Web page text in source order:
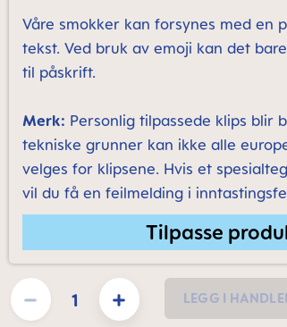
Våre smokker kan forsynes med en
tekst. Ved bruk av emoji kan det
til påskrift.
Merk: Personlig tilpassede klips blir
tekniske grunner kan ikke alle
velges for klipsene. Hvis et
vil du få en feilmelding i
Tilpasse
Product Quantity: Enter the desired amount or use the
LEGG I